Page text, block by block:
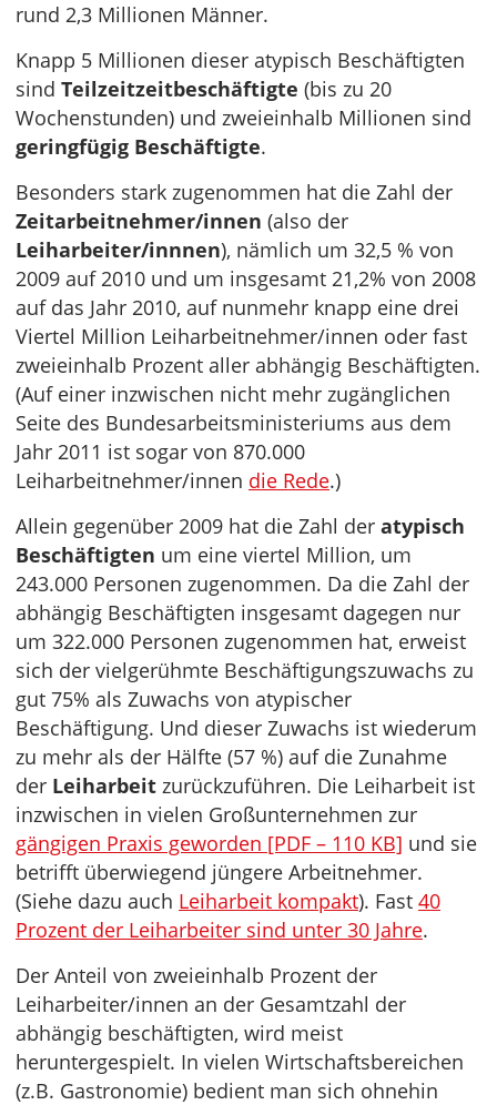
rund 2,3 Millionen Männer.
Knapp 5 Millionen dieser atypisch Beschäftigten
sind Teilzeitzeitbeschäftigte (bis zu 20
Wochenstunden) und zweieinhalb Millionen sind
geringfügig Beschäftigte.
Besonders stark zugenommen hat die Zahl der
Zeitarbeitnehmer/innen (also der
Leiharbeiter/innnen), nämlich um 32,5 % von
2009 auf 2010 und um insgesamt 21,2% von 2008
auf das Jahr 2010, auf nunmehr knapp eine drei
Viertel Million Leiharbeitnehmer/innen oder fast
zweieinhalb Prozent aller abhängig Beschäftigten.
(Auf einer inzwischen nicht mehr zugänglichen
Seite des Bundesarbeitsministeriums aus dem
Jahr 2011 ist sogar von 870.000
Leiharbeitnehmer/innen die Rede.)
Allein gegenüber 2009 hat die Zahl der atypisch
Beschäftigten um eine viertel Million, um
243.000 Personen zugenommen. Da die Zahl der
abhängig Beschäftigten insgesamt dagegen nur
um 322.000 Personen zugenommen hat, erweist
sich der vielgerühmte Beschäftigungszuwachs zu
gut 75% als Zuwachs von atypischer
Beschäftigung. Und dieser Zuwachs ist wiederum
zu mehr als der Hälfte (57 %) auf die Zunahme
der Leiharbeit zurückzuführen. Die Leiharbeit ist
inzwischen in vielen Großunternehmen zur
gängigen Praxis geworden [PDF – 110 KB] und sie
betrifft überwiegend jüngere Arbeitnehmer.
(Siehe dazu auch Leiharbeit kompakt). Fast 40
Prozent der Leiharbeiter sind unter 30 Jahre.
Der Anteil von zweieinhalb Prozent der
Leiharbeiter/innen an der Gesamtzahl der
abhängig beschäftigten, wird meist
heruntergespielt. In vielen Wirtschaftsbereichen
(z.B. Gastronomie) bedient man sich ohnehin